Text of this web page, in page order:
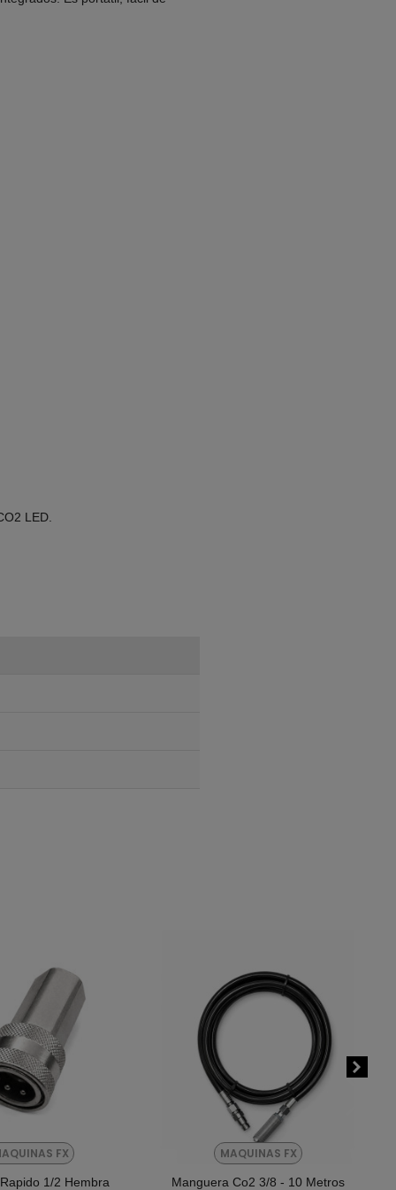
LED.
FX
Añadir Al Carrito1/2 Hembra
MAQUINAS FX
Añadir Al Carrito
Manguera Co2 3/8 - 10 Metros